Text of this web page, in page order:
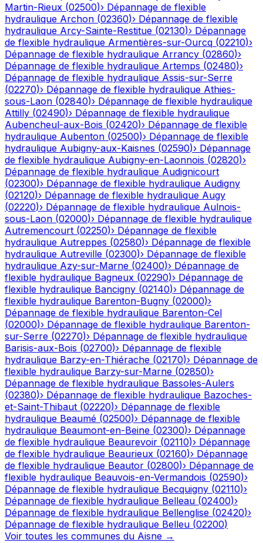
Martin-Rieux (02500)› Dépannage de flexible
hydraulique Archon (02360)› Dépannage de flexible
hydraulique Arcy-Sainte-Restitue (02130)› Dépannage
de flexible hydraulique Armentières-sur-Ourcq (02210)›
Dépannage de flexible hydraulique Arrancy (02860)›
Dépannage de flexible hydraulique Artemps (02480)›
Dépannage de flexible hydraulique Assis-sur-Serre
(02270)› Dépannage de flexible hydraulique Athies-
sous-Laon (02840)› Dépannage de flexible hydraulique
Attilly (02490)› Dépannage de flexible hydraulique
Aubencheul-aux-Bois (02420)› Dépannage de flexible
hydraulique Aubenton (02500)› Dépannage de flexible
hydraulique Aubigny-aux-Kaisnes (02590)› Dépannage
de flexible hydraulique Aubigny-en-Laonnois (02820)›
Dépannage de flexible hydraulique Audignicourt
(02300)› Dépannage de flexible hydraulique Audigny
(02120)› Dépannage de flexible hydraulique Augy
(02220)› Dépannage de flexible hydraulique Aulnois-
sous-Laon (02000)› Dépannage de flexible hydraulique
Autremencourt (02250)› Dépannage de flexible
hydraulique Autreppes (02580)› Dépannage de flexible
hydraulique Autreville (02300)› Dépannage de flexible
hydraulique Azy-sur-Marne (02400)› Dépannage de
flexible hydraulique Bagneux (02290)› Dépannage de
flexible hydraulique Bancigny (02140)› Dépannage de
flexible hydraulique Barenton-Bugny (02000)›
Dépannage de flexible hydraulique Barenton-Cel
(02000)› Dépannage de flexible hydraulique Barenton-
sur-Serre (02270)› Dépannage de flexible hydraulique
Barisis-aux-Bois (02700)› Dépannage de flexible
hydraulique Barzy-en-Thiérache (02170)› Dépannage de
flexible hydraulique Barzy-sur-Marne (02850)›
Dépannage de flexible hydraulique Bassoles-Aulers
(02380)› Dépannage de flexible hydraulique Bazoches-
et-Saint-Thibaut (02220)› Dépannage de flexible
hydraulique Beaumé (02500)› Dépannage de flexible
hydraulique Beaumont-en-Beine (02300)› Dépannage
de flexible hydraulique Beaurevoir (02110)› Dépannage
de flexible hydraulique Beaurieux (02160)› Dépannage
de flexible hydraulique Beautor (02800)› Dépannage de
flexible hydraulique Beauvois-en-Vermandois (02590)›
Dépannage de flexible hydraulique Becquigny (02110)›
Dépannage de flexible hydraulique Belleau (02400)›
Dépannage de flexible hydraulique Bellenglise (02420)›
Dépannage de flexible hydraulique Belleu (02200)
Voir toutes les communes du Aisne →